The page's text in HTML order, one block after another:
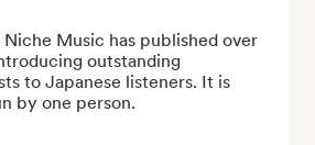
Niche Music has published over
outstanding
to Japanese listeners. It is
by one person.